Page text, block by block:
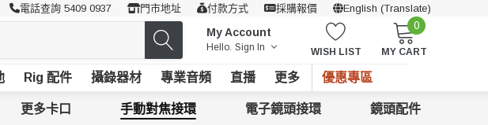
電話查詢 5409 0937 門市地址 付款方式 採購報價 English (Translate)
My Account
Hello. Sign In WISH LIST
0
MY CART
Rig 配件 攝錄器材 專業音頻 直播 更多 優惠專區
更多卡口 手動對焦接環 電子鏡頭接環 鏡頭配件